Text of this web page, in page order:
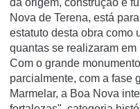
da origem, construção e
Nova de Terena, está
estatuto desta obra como
quantas se realizaram
Com o grande
parcialmente, com a fase
Marmelar, a Boa Nova